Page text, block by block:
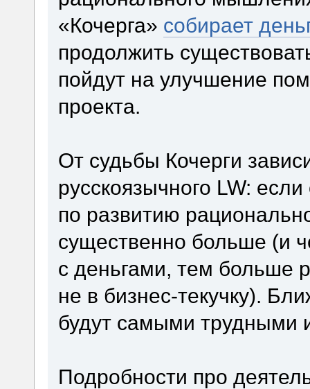
«Кочерга» собирает
продолжить
пойдут на улучшение
проекта.
От судьбы Кочерги
русскоязычного LW:
по развитию
существенно больше (и
с деньгами, тем больше
не в бизнес-текучку).
будут самыми
Подробности про